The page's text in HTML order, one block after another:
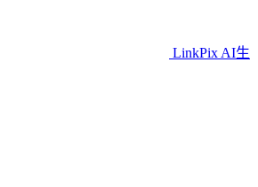
LinkPix AI生